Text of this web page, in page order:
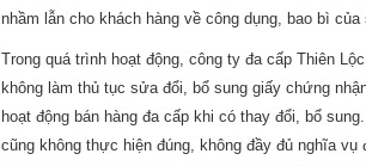
nhầm lẫn cho khách hàng về công dụng, bao bì của
Trong quá trình hoạt động, công ty đa cấp Thiên
không làm thủ tục sửa đổi, bổ sung giấy chứng
hoạt động bán hàng đa cấp khi có thay đổi, bổ
cũng không thực hiện đúng, không đầy đủ nghĩa vụ